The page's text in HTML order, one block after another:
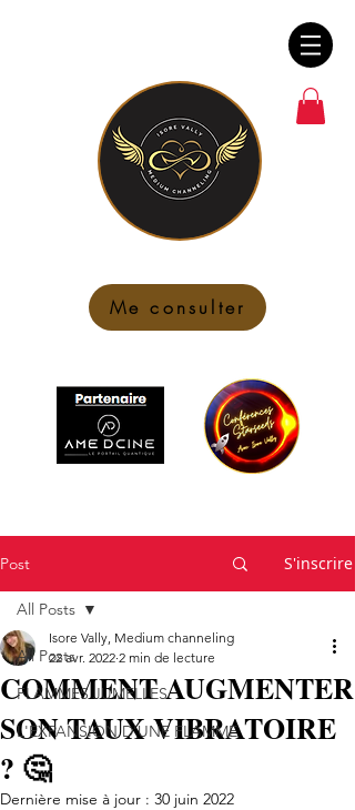
Me consulter
Post S'inscrire
All Posts
FLAMMES JUMELLES
L'EXPANSION D'UNE FLAMME
All Posts
COMMENT AUGMENTER
SON TAUX VIBRATOIRE
? 🤔
Isore Vally, Medium channeling
22 avr. 2022 2 min de lecture
Dernière mise à jour : 30 juin 2022